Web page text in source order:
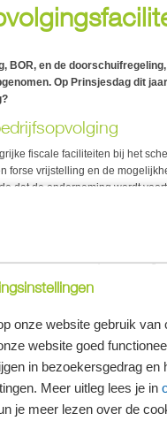
onze website gebruik
website goed
in bezoekersgedrag en
Meer uitleg lees je in
je meer lezen over de
BOR, en de
Op Prinsjesdag dit
fiscale faciliteiten bij het
forse vrijstelling en de
dat de onderneming wordt
wijzigingen per
ingaat, zijn vorig jaar al in
tot € 1.500.000 (in 2024 nog
in dienst is bij de
voor de DSR van de
oud moet zijn voor toepassing
van de vrijstelling van de
Ook kunnen vanaf die datum
worden gebruikt (bijvoorbeeld
de BOR.